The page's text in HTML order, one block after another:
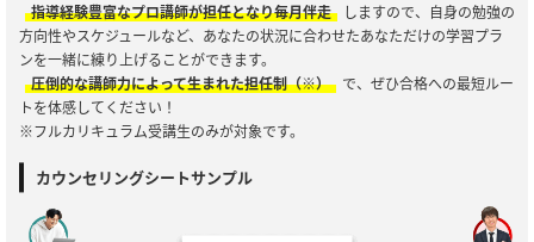
指導経験豊富なプロ講師が担任となり毎月伴走
しますので、自身の勉強の
方向性やスケジュールなど、あなたの状況に合わせたあなただけの学習プラ
ンを一緒に練り上げることができます。
圧倒的な講師力によって生まれた担任制（※）
で、ぜひ合格への最短ルー
トを体感してください！
※フルカリキュラム受講生のみが対象です。
カウンセリングシートサンプル